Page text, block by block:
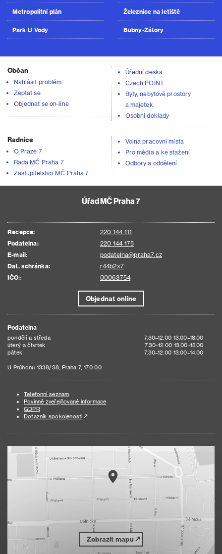
Metropolitní plán
Park U Vody
Železnice na letiště
Bubny-Zátory
Občan
Nahlásit problém
Zeptat se
Objednat se on-line
Úřední deska
Czech POINT
Byty, nebytové prostory
a majetek
Osobní doklady
Radnice
O Praze 7
Rada MČ Praha 7
Zastupitelstvo MČ Praha 7
Volná pracovní místa
Pro média a ke stažení
Odbory a oddělení
Úřad MČ Praha 7
Recepce:
220 144 111
Podatelna:
220 144 175
E-mail:
podatelna@praha7.cz
Dat. schránka:
r44b2x7
IČO:
00063754
Objednat online
Podatelna
pondělí a středa
7.30–12.00 13.00–18.00
úterý a čtvrtek
7.30–12.00 13.00–15.00
pátek
7.30–12.00 13.00–14.00
U Průhonu 1338/38, Praha 7, 170 00
Telefonní seznam
Povinně zveřejňované informace
GDPR
Dotazník spokojenosti
Zobrazit mapu